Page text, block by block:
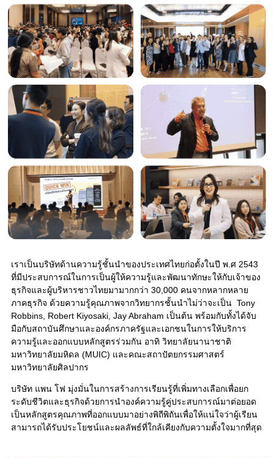
เราเป็นบริษัทด้านความรู้ชั้นนำของประเทศไทยก่อตั้งในปี พ.ศ 2543
ที่มีประสบการณ์ในการเป็นผู้ให้ความรู้และพัฒนาทักษะให้กับเจ้าของ
ธุรกิจและผู้บริหารชาวไทยมามากกว่า 30,000 คนจากหลากหลาย
ภาคธุรกิจ ด้วยความรู้คุณภาพจากวิทยากรชั้นนำไม่ว่าจะเป็น Tony
Robbins, Robert Kiyosaki, Jay Abraham เป็นต้น พร้อมกับทั้งได้จับ
มือกับสถาบันศึกษาและองค์กรภาครัฐและเอกชนในการให้บริการ
ความรู้และออกแบบหลักสูตรร่วมกัน อาทิ วิทยาลัยนานาชาติ
มหาวิทยาลัยมหิดล (MUIC) และคณะสถาปัตยกรรมศาสตร์
มหาวิทยาลัยศิลปากร
บริษัท แพน โฟ มุ่งมั่นในการสร้างการเรียนรู้ที่เพิ่มทางเลือกเพื่อยก
ระดับชีวิตและธุรกิจด้วยการนำองค์ความรู้คู่ประสบการณ์มาต่อยอด
เป็นหลักสูตรคุณภาพที่ออกแบบมาอย่างพิถีพิถันเพื่อให้แน่ใจว่าผู้เรียน
สามารถได้รับประโยชน์และผลลัพธ์ที่ใกล้เคียงกับความตั้งใจมากที่สุด